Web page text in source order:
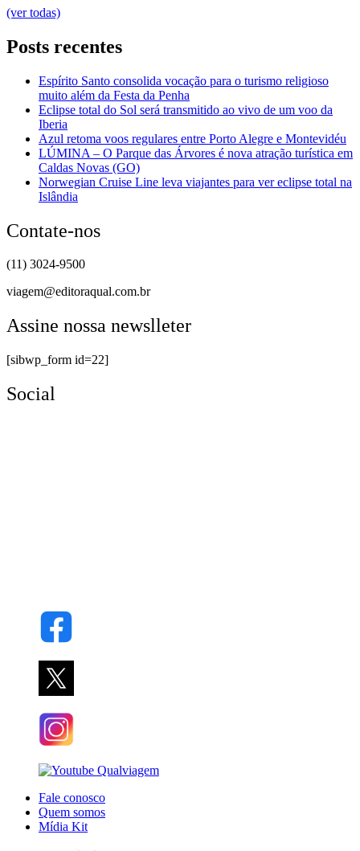
(ver todas)
Posts recentes
Espírito Santo consolida vocação para o turismo religioso
muito além da Festa da Penha
Eclipse total do Sol será transmitido ao vivo de um voo da
Iberia
Azul retoma voos regulares entre Porto Alegre e Montevidéu
LÚMINA – O Parque das Árvores é nova atração turística em
Caldas Novas (GO)
Norwegian Cruise Line leva viajantes para ver eclipse total na
Islândia
Contate-nos
(11) 3024-9500
viagem@editoraqual.com.br
Assine nossa newslleter
[sibwp_form id=22]
Social
Fale conosco
Quem somos
Mídia Kit